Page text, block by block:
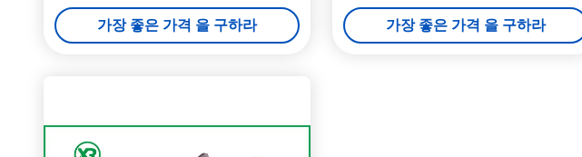
가장 좋은 가격 을 구하라
것을 봤습니다
가장 좋은 가격 을 구하라